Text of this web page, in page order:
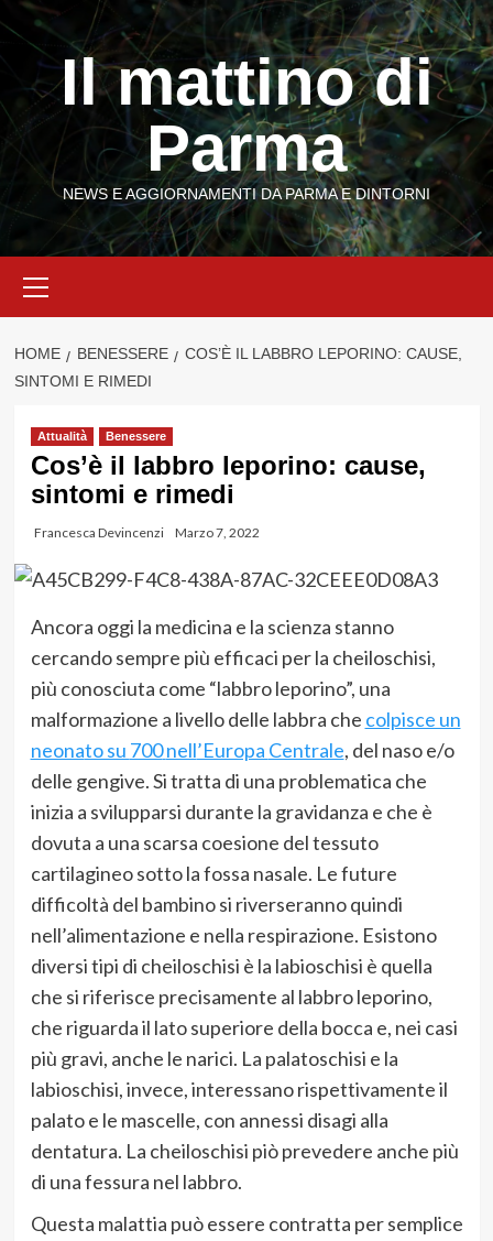
contenutoIl mattino di
Parma
NEWS E AGGIORNAMENTI DA PARMA E DINTORNI
principale
HOME BENESSERE
COS’È IL LABBRO LEPORINO: CAUSE,
SINTOMI E RIMEDI
Attualità Benessere
Cos’è il labbro leporino: cause,
sintomi e rimedi
Francesca Devincenzi Marzo 7, 2022
Ancora oggi la medicina e la scienza stanno
cercando sempre più efficaci per la cheiloschisi,
più conosciuta come “labbro leporino”, una
malformazione a livello delle labbra che colpisce un
neonato su 700 nell’Europa Centrale, del naso e/o
delle gengive.Si tratta di una problematica che
inizia a svilupparsi durante la gravidanza e che è
dovuta a una scarsa coesione del tessuto
cartilagineo sotto la fossa nasale. Le future
difficoltà del bambino si riverseranno quindi
nell’alimentazione e nella respirazione. Esistono
diversi tipi di cheiloschisi è la labioschisi è quella
che si riferisce precisamente al labbro leporino,
che riguarda il latosuperiore della bocca e, nei casi
più gravi, anche le narici. La palatoschisi e la
labioschisi,invece, interessano rispettivamente il
palato e le mascelle, con annessi disagi alla
dentatura. La cheiloschisi piò prevedere anche più
di una fessura nel labbro.
Questa malattia può essere contratta per semplice